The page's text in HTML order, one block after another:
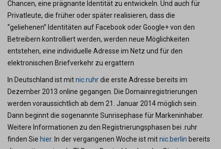
Chancen, eine prägnante Identität zu entwickeln. Und auch für
Privatleute, die früher oder später realisieren, dass die
“geliehenen” Identitäten auf Facebook oder Google+ von den
Betreibern kontrolliert werden, werden neue Möglichkeiten
entstehen, eine individuelle Adresse im Netz und für den
elektronischen Briefverkehr zu ergattern
In Deutschland ist mitnic.ruhrdie erste Adresse bereits im
Dezember 2013 online gegangen. Die Domainregistrierungen
werden voraussichtlich ab dem 21. Januar 2014 möglich sein.
Dann beginnt die sogenannte Sunrisephase für Markeninhaber.
Weitere Informationen zu den Registrierungsphasen bei .ruhr
finden Sie hier. In der vergangenen Woche ist mitnic.berlin bereits